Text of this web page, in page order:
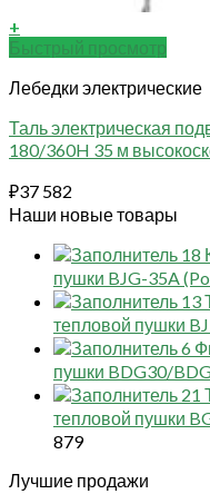
+
Быстрый просмотр
Лебедки электрические
Таль электрическая
180/360H 35 м
₽37 582
Наши новые товары
18
пушки BJG-35A
13
тепловой пушки
6
пушки BDG30/
21
тепловой пушки
879
Лучшие продажи